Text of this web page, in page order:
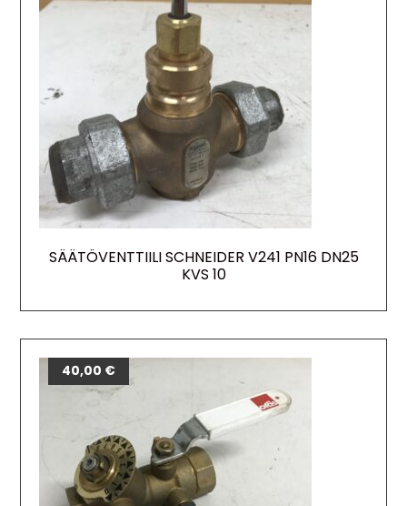
SÄÄTÖVENTTIILI SCHNEIDER V241 PN16 DN25
KVS 10
40,00 €